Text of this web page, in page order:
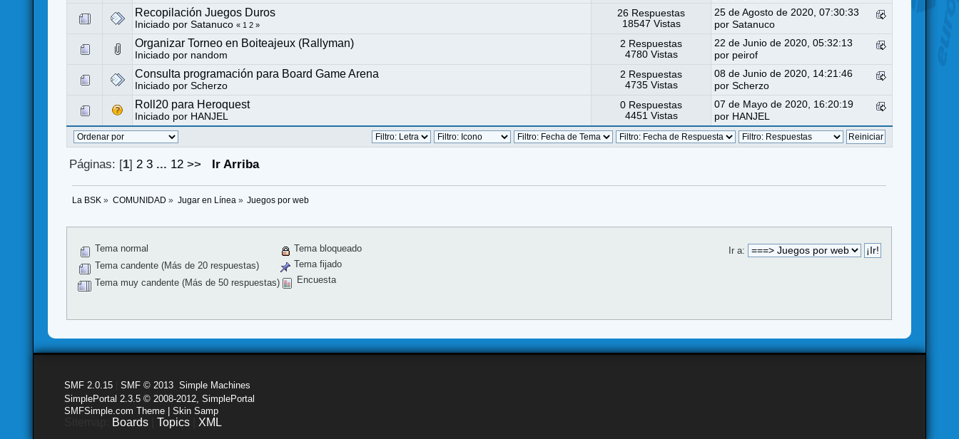
Recopilación Juegos Duros
Iniciado porSatanuco « 1 2 »
26 Respuestas
18547 Vistas
25 de Agosto de 2020, 07:30:33
porSatanuco
Organizar Torneo en Boiteajeux (Rallyman)
Iniciado por nandom
2 Respuestas
4780 Vistas
22 de Junio de 2020, 05:32:13
por peirof
Consulta programación para Board Game Arena
Iniciado porScherzo
2 Respuestas
4735 Vistas
08 de Junio de 2020, 14:21:46
porScherzo
Roll20 para Heroquest
Iniciado por HANJEL
0 Respuestas
4451 Vistas
07 de Mayo de 2020, 16:20:19
por HANJEL
Páginas: [1] 2 3 ... 12 >> Ir Arriba
La BSK » COMUNIDAD » Jugar en Línea » Juegos por web
Ir a:
Tema normal
Tema candente (Más de 20 respuestas)
Tema muy candente (Más de 50 respuestas)
Tema bloqueado
Tema fijado
Encuesta
SMF 2.0.15 |SMF © 2013 ,Simple Machines
SimplePortal 2.3.5 © 2008-2012, SimplePortal
SMFSimple.com Theme | Skin Samp
Boards |Topics XML